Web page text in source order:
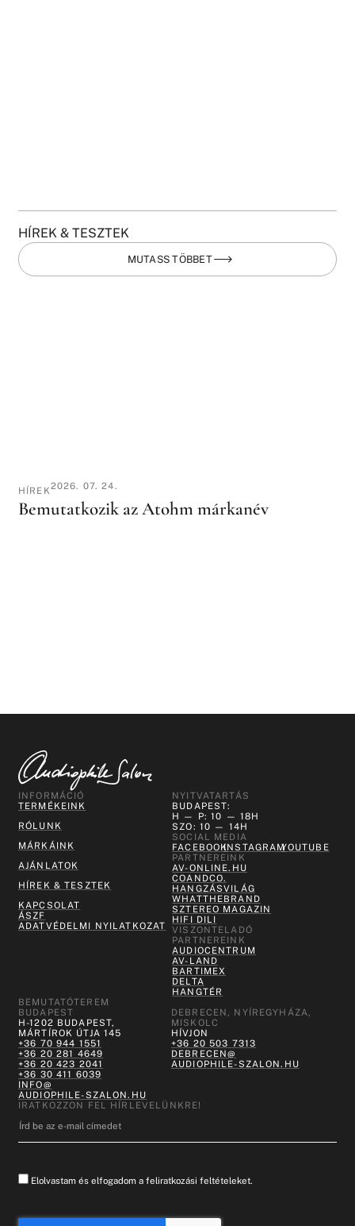
HÍREK & TESZTEK
MUTASS TÖBBET
HÍREK2026. 07. 24.
Bemutatkozik az Atohm márkanév
INFORMÁCIÓ
TERMÉKEINK
RÓLUNK
MÁRKÁINK
AJÁNLATOK
HÍREK & TESZTEK
KAPCSOLAT
ÁSZF
ADATVÉDELMI NYILATKOZAT
NYITVATARTÁS
BUDAPEST:
H — P: 10 — 18H
SZO: 10 — 14H
SOCIAL MEDIA
FACEBOOKINSTAGRAMYOUTUBE
PARTNEREINK
AV-ONLINE.HU
COANDCO.
HANGZÁSVILÁG
WHATTHEBRAND
SZTEREO MAGAZIN
HIFI DILI
VISZONTELADÓ
PARTNEREINK
AUDIOCENTRUM
AV-LAND
BARTIMEX
DELTA
HANGTÉR
BEMUTATÓTEREM
BUDAPEST
H-1202 BUDAPEST,
MÁRTÍROK ÚTJA 145
+36 70 944 1551
+36 20 281 4649
+36 20 423 2041
+36 30 411 6039
INFO@
AUDIOPHILE-SZALON.HU
DEBRECEN, NYÍREGYHÁZA,
MISKOLC
HÍVJON
+36 20 503 7313
DEBRECEN@
AUDIOPHILE-SZALON.HU
IRATKOZZON FEL HÍRLEVELÜNKRE!
Elolvastam és elfogadom a feliratkozási feltételeket.